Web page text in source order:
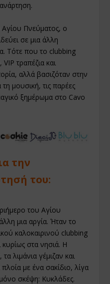
Πνεύματος, ο
σε μια άλλη
Τότε που το clubbing
τραπέζια και
αλλά βασιζόταν στην
μουσική, τις παρέες
ξημέρωμα στο Cavo
την
του:
του Αγίου
μια αργία. Ήταν το
καλοκαιρινού clubbing
στα νησιά. Η
λιμάνια γέμιζαν και
με ένα σακίδιο, λίγα
σκέψη: Κυκλάδες.